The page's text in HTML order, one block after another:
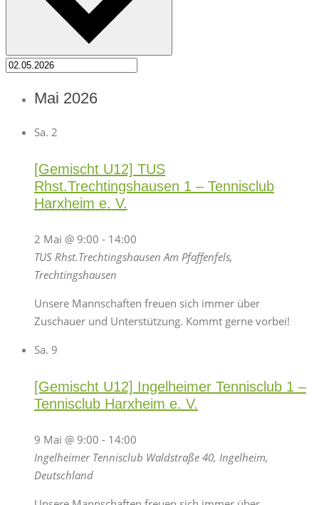
Mai 2026
Sa. 2
[Gemischt U12] TUS
Rhst.Trechtingshausen 1 – Tennisclub
Harxheim e. V.
2 Mai @ 9:00 - 14:00
TUS Rhst.TrechtingshausenAm Pfaffenfels,
Trechtingshausen
Unsere Mannschaften freuen sich immer über
Zuschauer und Unterstützung. Kommt gerne vorbei!
Sa. 9
[Gemischt U12] Ingelheimer Tennisclub 1 –
Tennisclub Harxheim e. V.
9 Mai @ 9:00 - 14:00
Ingelheimer Tennisclub Waldstraße 40, Ingelheim,
Deutschland